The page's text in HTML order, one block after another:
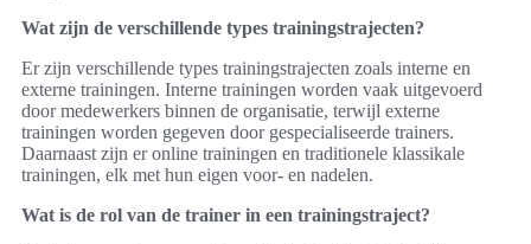
Wat zijn de verschillende types trainingstrajecten?
Er zijn verschillende types trainingstrajecten zoals interne en
externe trainingen. Interne trainingen worden vaak uitgevoerd
door medewerkers binnen de organisatie, terwijl externe
trainingen worden gegeven door gespecialiseerde trainers.
Daarnaast zijn er online trainingen en traditionele klassikale
trainingen, elk met hun eigen voor- en nadelen.
Wat is de rol van de trainer in een trainingstraject?